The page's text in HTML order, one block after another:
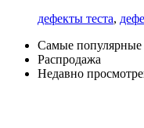
дефекты теста,
Самые популярные
Распродажа
Недавно